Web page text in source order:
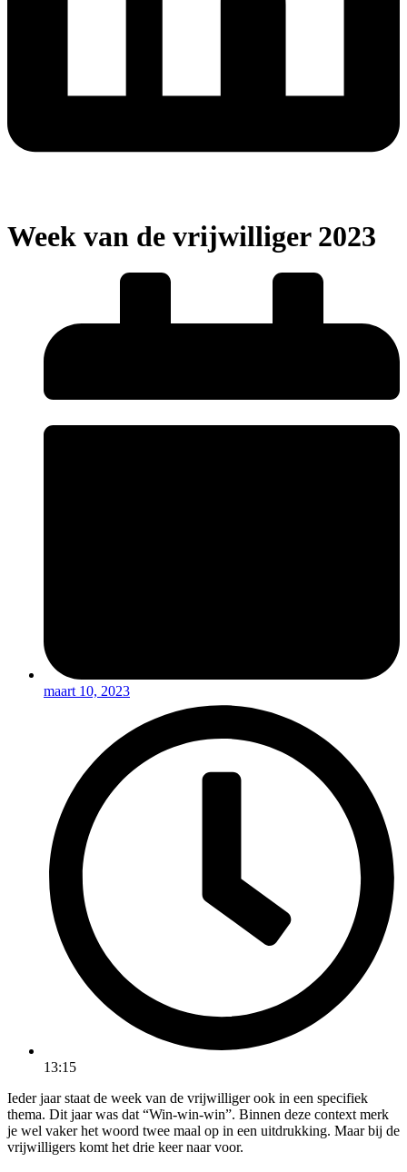
Week van de vrijwilliger 2023
maart 10, 2023
13:15
Ieder jaar staat de week van de vrijwilliger ook in een specifiek
thema. Dit jaar was dat “Win-win-win”. Binnen deze context merk
je wel vaker het woord twee maal op in een uitdrukking. Maar bij de
vrijwilligers komt het drie keer naar voor.